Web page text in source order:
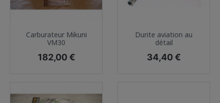
Carburateur Mikuni
VM30
Prix
182,00 €
Durite aviation au
détail
Prix
34,40 €